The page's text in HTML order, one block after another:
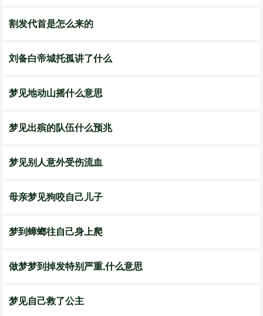
割发代首是怎么来的
刘备白帝城托孤讲了什么
梦见地动山摇什么意思
梦见出殡的队伍什么预兆
梦见别人意外受伤流血
母亲梦见狗咬自己儿子
梦到蟑螂往自己身上爬
做梦梦到掉发特别严重,什么意思
梦见自己救了公主